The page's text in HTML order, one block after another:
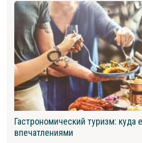
Гастрономический туризм: куда
впечатлениями